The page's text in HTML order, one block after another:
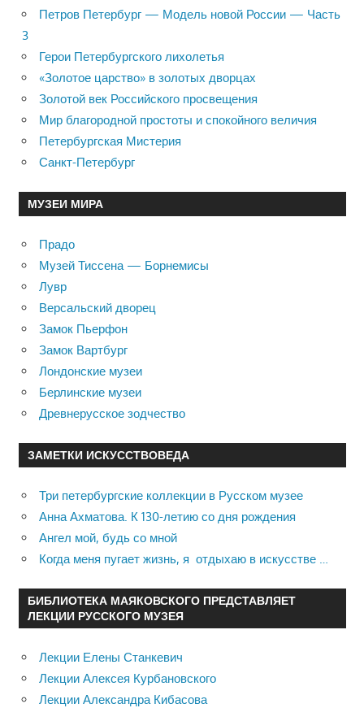
Петров Петербург — Модель новой России — Часть
3
Герои Петербургского лихолетья
«Золотое царство» в золотых дворцах
Золотой век Российского просвещения
Мир благородной простоты и спокойного величия
Петербургская Мистерия
Санкт-Петербург
МУЗЕИ МИРА
Прадо
Музей Тиссена — Борнемисы
Лувр
Версальский дворец
Замок Пьерфон
Замок Вартбург
Лондонские музеи
Берлинские музеи
Древнерусское зодчество
ЗАМЕТКИ ИСКУССТВОВЕДА
Три петербургские коллекции в Русском музее
Анна Ахматова. К 130-летию со дня рождения
Ангел мой, будь со мной
Когда меня пугает жизнь, я отдыхаю в искусстве …
БИБЛИОТЕКА МАЯКОВСКОГО ПРЕДСТАВЛЯЕТ
ЛЕКЦИИ РУССКОГО МУЗЕЯ
Лекции Елены Станкевич
Лекции Алексея Курбановского
Лекции Александра Кибасова